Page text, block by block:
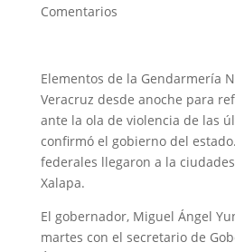
Comentarios
Elementos de la Gendarmería
Veracruz desde anoche para
ante la ola de violencia de las
confirmó el gobierno del
federales llegaron a la
Xalapa.
El gobernador, Miguel Ángel
martes con el secretario de